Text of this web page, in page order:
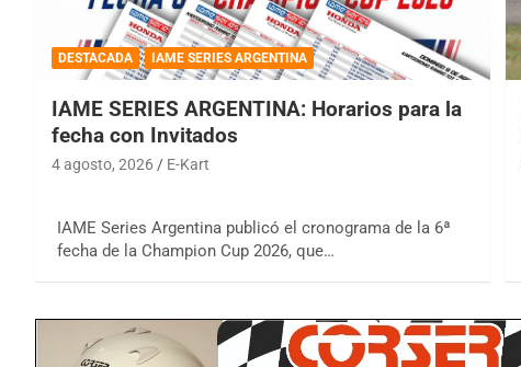
DESTACADA IAME SERIES ARGENTINA
IAME SERIES ARGENTINA: Horarios para la
fecha con Invitados
4 agosto, 2026 E-Kart
IAME Series Argentina publicó el cronograma de la 6ª
fecha de la Champion Cup 2026, que…